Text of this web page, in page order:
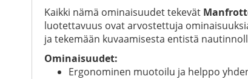
Kaikki nämä ominaisuudet tekevät
luotettavuus ovat arvostettuja
ja tekemään kuvaamisesta entistä
Ominaisuudet:
Ergonominen muotoilu ja helppo